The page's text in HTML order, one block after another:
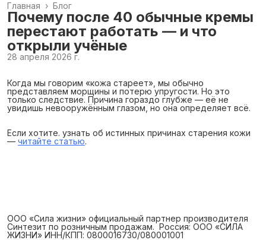
Блог
Главная ›
Почему после 40 обычные кремы
перестают работать — и что
открыли учёные
28 апреля 2026 г.
Когда мы говорим «кожа стареет», мы обычно
представляем морщины и потерю упругости. Но это
только следствие. Причина гораздо глубже — её не
увидишь невооружённым глазом, но она определяет всё.
Если хотите. узнать об истинных причинах старения кожи
— читайте статью.
ООО «Сила жизни» официальный партнер производителя
Синтезит по розничным продажам. ‍ Россия: ООО «СИЛА
ЖИЗНИ» ИНН/КПП: 0800016730/080001001